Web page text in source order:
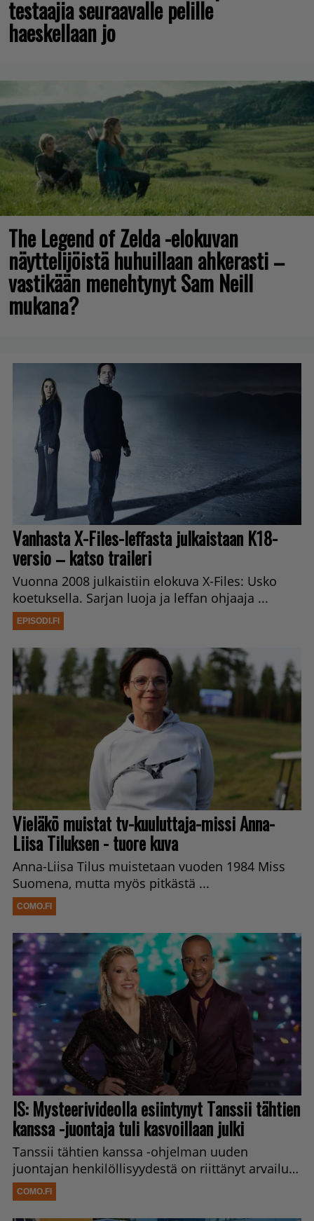
testaajia seuraavalle pelille
haeskellaan jo
The Legend of Zelda -elokuvan
näyttelijöistä huhuillaan ahkerasti –
vastikään menehtynyt Sam Neill
mukana?